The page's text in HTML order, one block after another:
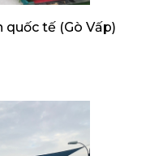
tế (Gò Vấp)